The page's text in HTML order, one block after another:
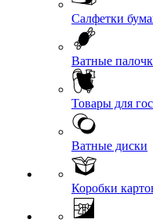
Салфетки
Ватные
Товары для
Ватные диски
Коробки